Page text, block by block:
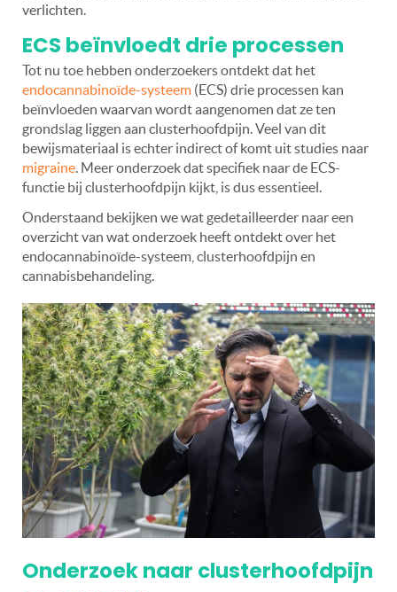
verlichten.
ECS beïnvloedt drie processen
Tot nu toe hebben onderzoekers ontdekt dat het
endocannabinoïde-systeem (ECS) drie processen kan
beïnvloeden waarvan wordt aangenomen dat ze ten
grondslag liggen aan clusterhoofdpijn. Veel van dit
bewijsmateriaal is echter indirect of komt uit studies naar
migraine. Meer onderzoek dat specifiek naar de ECS-
functie bij clusterhoofdpijn kijkt, is dus essentieel.
Onderstaand bekijken we wat gedetailleerder naar een
overzicht van wat onderzoek heeft ontdekt over het
endocannabinoïde-systeem, clusterhoofdpijn en
cannabisbehandeling.
Onderzoek naar clusterhoofdpijn